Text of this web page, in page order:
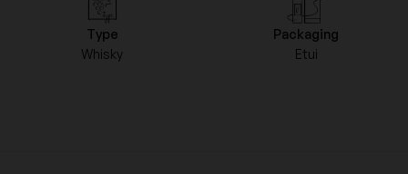
Type
Whisky
Packaging
Etui